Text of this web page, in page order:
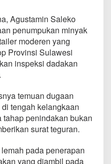
Agustamin Saleko
penumpukan minyak
moderen yang
Provinsi Sulawesi
inspeksi dadakan
temuan dugaan
tengah kelangkaan
penindakan bukan
surat teguran.
pada penerapan
yang diambil pada